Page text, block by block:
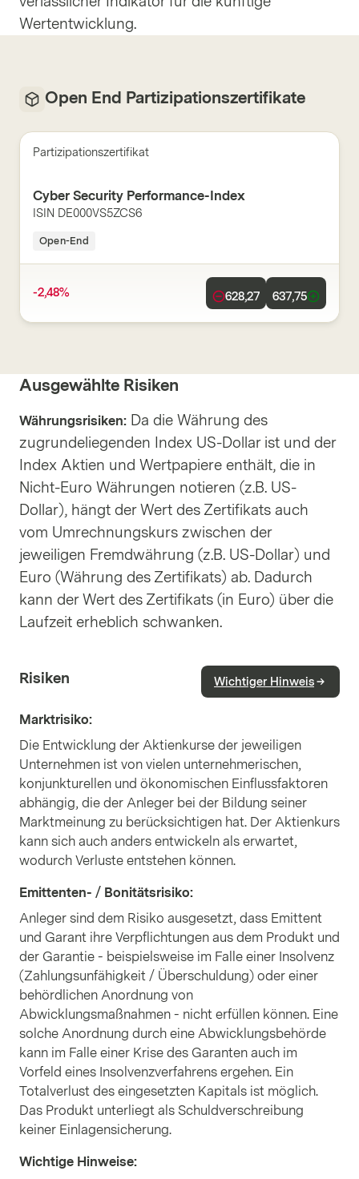
Wertentwicklung.
Open End Partizipationszertifikate
Partizipationszertifikat
Cyber Security Performance-Index
ISIN DE000VS5ZCS6
Open-End
-2,48% 628,27 637,75
Ausgewählte Risiken
Währungsrisiken: Da die Währung des
zugrundeliegenden Index US-Dollar ist und der
Index Aktien und Wertpapiere enthält, die in
Nicht-Euro Währungen notieren (z.B. US-
Dollar), hängt der Wert des Zertifikats auch
vom Umrechnungskurs zwischen der
jeweiligen Fremdwährung (z.B. US-Dollar) und
Euro (Währung des Zertifikats) ab. Dadurch
kann der Wert des Zertifikats (in Euro) über die
Laufzeit erheblich schwanken.
Risiken Wichtiger Hinweis
Marktrisiko:
Die Entwicklung der Aktienkurse der jeweiligen
Unternehmen ist von vielen unternehmerischen,
konjunkturellen und ökonomischen Einflussfaktoren
abhängig, die der Anleger bei der Bildung seiner
Marktmeinung zu berücksichtigen hat. Der Aktienkurs
kann sich auch anders entwickeln als erwartet,
wodurch Verluste entstehen können.
Emittenten- / Bonitätsrisiko:
Anleger sind dem Risiko ausgesetzt, dass Emittent
und Garant ihre Verpflichtungen aus dem Produkt und
der Garantie - beispielsweise im Falle einer Insolvenz
(Zahlungsunfähigkeit / Überschuldung) oder einer
behördlichen Anordnung von
Abwicklungsmaßnahmen - nicht erfüllen können. Eine
solche Anordnung durch eine Abwicklungsbehörde
kann im Falle einer Krise des Garanten auch im
Vorfeld eines Insolvenzverfahrens ergehen. Ein
Totalverlust des eingesetzten Kapitals ist möglich.
Das Produkt unterliegt als Schuldverschreibung
keiner Einlagensicherung.
Wichtige Hinweise: